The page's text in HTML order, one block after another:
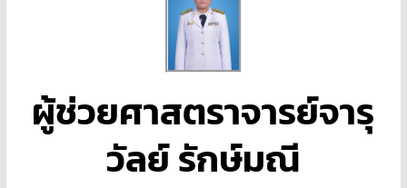
ผู้ช่วยศาสตราจารย์จารุ
วัลย์ รักษ์มณี